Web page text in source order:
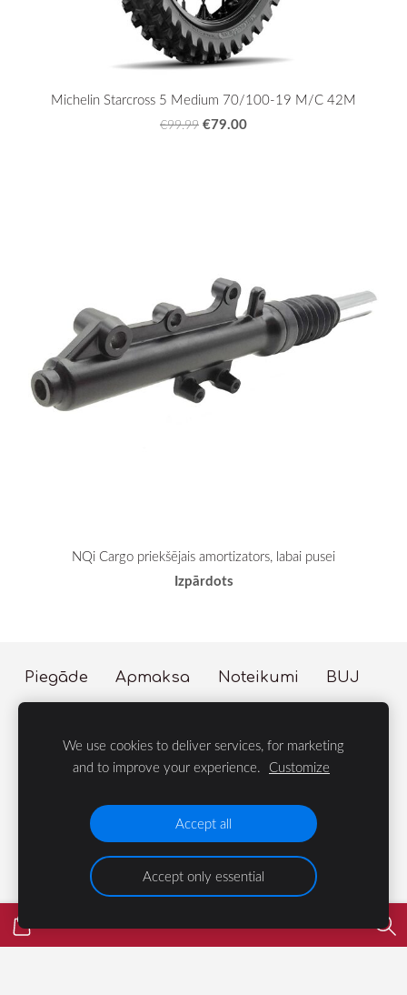
Michelin Starcross 5 Medium 70/100-19 M/C 42M
€99.99 €79.00
NQi Cargo priekšējais amortizators, labai pusei
Izpārdots
Piegāde Apmaksa Noteikumi
BUJ
© 2023 LIFE Group
We use cookies to deliver services, for marketing
and to improve your experience. Customize
Accept all
Accept only essential